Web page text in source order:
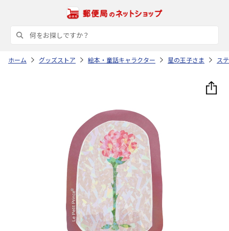
ホーム グッズストア 絵本・童話キャラクター 星の王子さま ス